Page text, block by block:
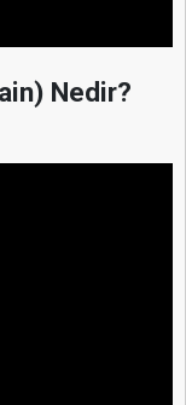
Nedir?